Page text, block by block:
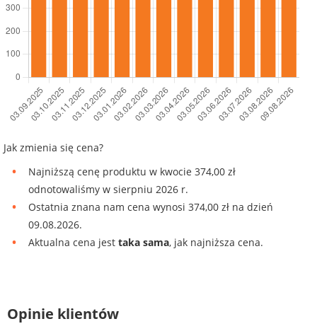
Jak zmienia się cena?
Najniższą cenę produktu w kwocie 374,00 zł
odnotowaliśmy w sierpniu 2026 r.
Ostatnia znana nam cena wynosi 374,00 zł na dzień
09.08.2026.
Aktualna cena jest taka sama, jak najniższa cena.
Opinie klientów